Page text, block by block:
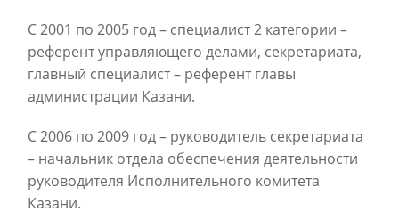
С 2001 по 2005 год – специалист 2 категории –
референт управляющего делами, секретариата,
главный специалист – референт главы
администрации Казани.
С 2006 по 2009 год – руководитель секретариата
– начальник отдела обеспечения деятельности
руководителя Исполнительного комитета
Казани.